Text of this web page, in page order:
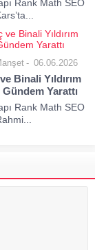
Rank Math SEO
06.06.2026
Binali Yıldırım
Yarattı
Rank Math SEO